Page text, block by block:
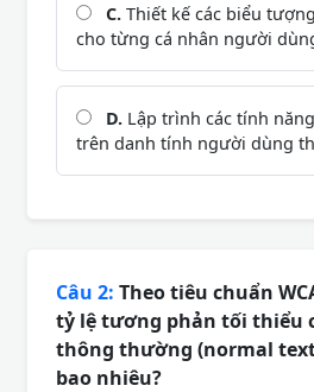
C. Thiết kế các biểu
cho từng cá nhân người
D. Lập trình các tính
trên danh tính người dùng
Câu 2: Theo tiêu chuẩn
tỷ lệ tương phản tối thiểu
thông thường (normal
bao nhiêu?